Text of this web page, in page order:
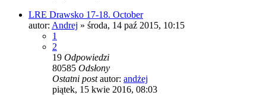
LRE Drawsko 17-18. October
autor: Andrej » środa, 14 paź 2015, 10:15
1
2
19 Odpowiedzi
80585 Odsłony
Ostatni postautor: andżej
piątek, 15 kwie 2016, 08:03